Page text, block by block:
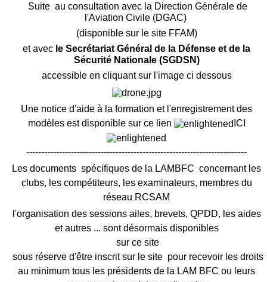
Suite au consultation avec la Direction Générale de
l'Aviation Civile (DGAC)
(disponible sur le site FFAM)
et avec le Secrétariat Général de la Défense et de la
Sécurité Nationale (SGDSN)
accessible en cliquant sur l'image ci dessous
Une notice d'aide à la formation et l'enregistrement des
modèles est disponible sur ce lien
ICI
--------------------------------------------------------------------------
Les documents spécifiques de la LAMBFC concernant les
clubs, les compétiteurs, les examinateurs, membres du
réseau RCSAM
l'organisation des sessions ailes, brevets, QPDD, les aides
et autres ... sont désormais disponibles
sur ce site
sous réserve d'être inscrit sur le site pour recevoir les droits
au minimum tous les présidents de la LAM BFC ou leurs